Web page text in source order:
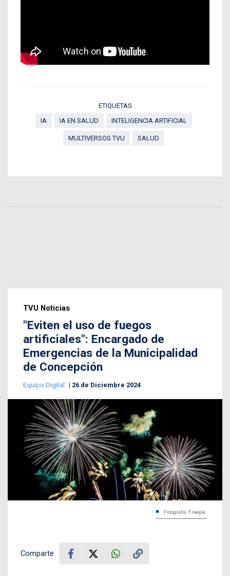
ETIQUETAS
IA
IA EN SALUD INTELIGENCIA ARTIFICIAL
MULTIVERSOS TVU SALUD
TVU Noticias
"Eviten el uso de fuegos
artificiales": Encargado de
Emergencias de la Municipalidad
de Concepción
Equipo Digital 26 de Diciembre 2024
Fotografía: Freepik.
Comparte